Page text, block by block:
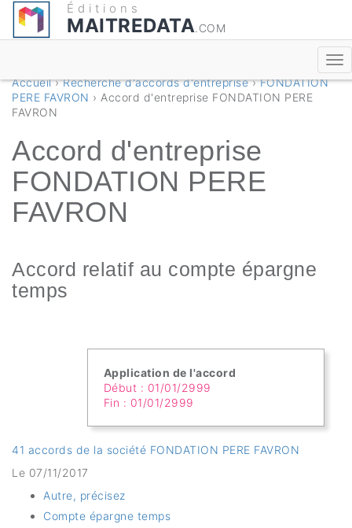
Éditions
MAITREDATA.COM
Accueil›Recherche d'accords d'entreprise›FONDATION
PERE FAVRON › Accord d'entreprise FONDATION PERE
FAVRON
Accord d'entreprise
FONDATION PERE
FAVRON
Accord relatif au compte épargne
temps
Application de l'accord
Début : 01/01/2999
Fin : 01/01/2999
41 accords de la société FONDATION PERE FAVRON
Le 07/11/2017
Autre, précisez
Compte épargne temps